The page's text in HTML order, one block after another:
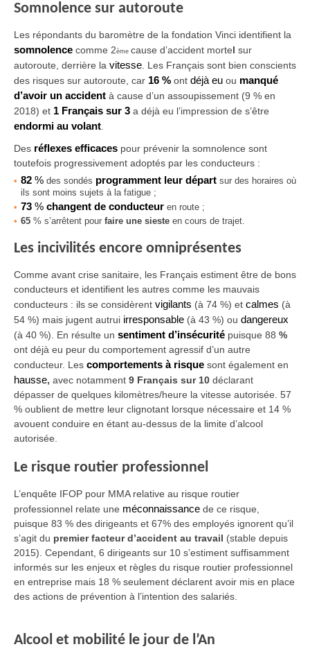
Somnolence sur autoroute
Les répondants du baromètre de la fondation Vinci identifient la
somnolence comme 2ème cause d’accident mortel sur
autoroute, derrière la vitesse . Les Français sont bien conscients
des risques sur autoroute, car 16 % ont déjà eu ou manqué
d’avoir un accident à cause d’un assoupissement (9 % en
2018) et 1 Français sur 3 a déjà eu l’impression de s’être
endormi au volant
Des réflexes efficaces pour prévenir la somnolence sont
toutefois progressivement adoptés par les conducteurs :
82 % des sondés programment leur départ sur des horaires où
ils sont moins sujets à la fatigue ;
73 % changent de conducteur en route ;
65 % s’arrêtent pour faire une sieste en cours de trajet.
Les incivilités encore omniprésentes
Comme avant crise sanitaire, les Français estiment être de bons
conducteurs et identifient les autres comme les mauvais
conducteurs : ils se considèrent vigilants (à 74 %) et calmes (à
54 %) mais jugent autrui irresponsable (à 43 %) ou dangereux
(à 40 %). En résulte un sentiment d’insécurité puisque 88 %
ont déjà eu peur du comportement agressif d’un autre
conducteur. Les comportements à risque sont également en
hausse, avec notamment 9 Français sur 10 déclarant
dépasser de quelques kilomètres/heure la vitesse autorisée. 57
% oublient de mettre leur clignotant lorsque nécessaire et 14 %
avouent conduire en étant au-dessus de la limite d’alcool
autorisée.
Le risque routier professionnel
L’enquête IFOP pour MMA relative au risque routier
professionnel relate une méconnaissance de ce risque,
puisque 83 % des dirigeants et 67% des employés ignorent qu’il
s’agit du premier facteur d’accident au travail (stable depuis
2015). Cependant, 6 dirigeants sur 10 s’estiment suffisamment
informés sur les enjeux et règles du risque routier professionnel
en entreprise mais 18 % seulement déclarent avoir mis en place
des actions de prévention à l’intention des salariés.
Alcool et mobilité le jour de l’An